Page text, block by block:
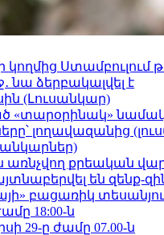
Ստամբուլում
նա ձերբակալվել է
(Լուսանկար)
«տարօրինակ»
լողավազանից
առնչվող քրեական
են
բացառիկ
18:00-ն
29-ը ժամը 07.00-ն